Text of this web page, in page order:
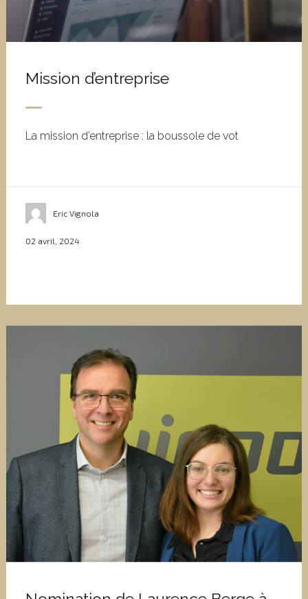
Mission d’entreprise
La mission d’entreprise : la boussole de vot
Eric Vignola
02 avril, 2024